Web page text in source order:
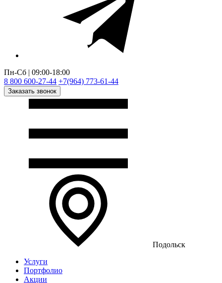
Пн-Сб | 09:00-18:00
8 800 600-27-44 +7(964) 773-61-44
Заказать звонок
Подольск
Услуги
Портфолио
Акции